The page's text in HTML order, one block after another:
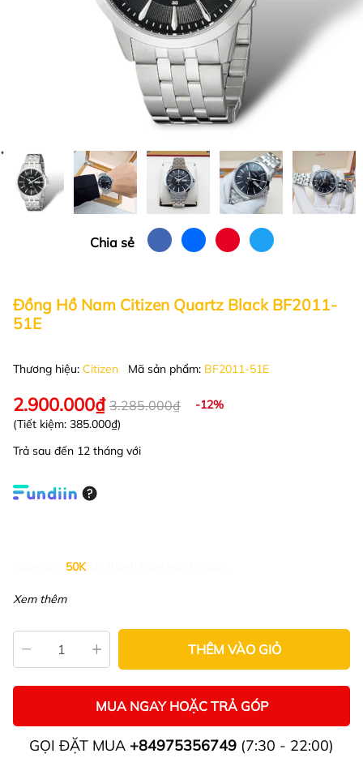
Chia sẻ
Đồng Hồ Nam Citizen Quartz Black BF2011-
51E
Thương hiệu: Citizen Mã sản phẩm: BF2011-51E
2.900.000₫ 3.285.000₫
-12%
(Tiết kiệm: 385.000₫)
Trả sau đến 12 tháng với
50K
Xem thêm
THÊM VÀO GIỎ
MUA NGAY HOẶC TRẢ GÓP
GỌI ĐẶT MUA +84975356749 (7:30 - 22:00)